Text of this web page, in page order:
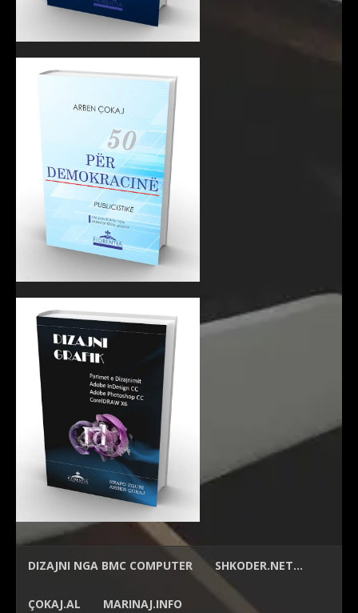
DIZAJNI NGA BMC COMPUTER SHKODER.NET…
ÇOKAJ.AL MARINAJ.INFO